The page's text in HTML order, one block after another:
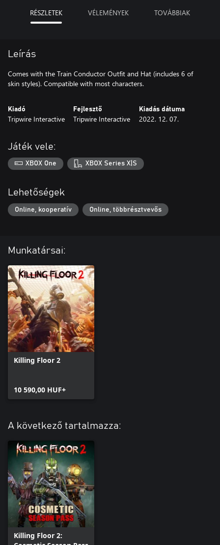
RÉSZLETEK VÉLEMÉNYEK TOVÁBBIAK
Leírás
Comes with the Train Conductor Outfit and Hat (includes 6 of
skin styles). Compatible with most characters.
Kiadó
Tripwire Interactive
Fejlesztő
Tripwire Interactive
Kiadás dátuma
2022. 12. 07.
Játék vele:
XBOX One XBOX Series X|S
Lehetőségek
Online, kooperatív Online, többrésztvevős
Munkatársai:
Killing Floor 2
10 590,00 HUF+
A következő tartalmazza:
Killing Floor 2: